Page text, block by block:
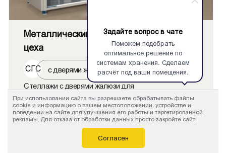
Задайте вопрос в чате
Поможем подобрать
оптимальное решение по
системам хранения. Сделаем
расчёт под ваши помещения.
Металлический стеллаж с дверями для
цеха
СГС
с дверями жалюзи
Стеллажи с дверями жалюзи для
производственного помещения или склада. На
металлический каркас из боковых рам и полок
установлены рольставни.
При использовании сайта вы разрешаете обрабатывать файлы
cookie и информацию о вашем местоположении, устройстве и
поведении на сайте для улучшения его работы и таргетированной
рекламы. Для отказа от обработки данных просто закройте сайт.
Согласен